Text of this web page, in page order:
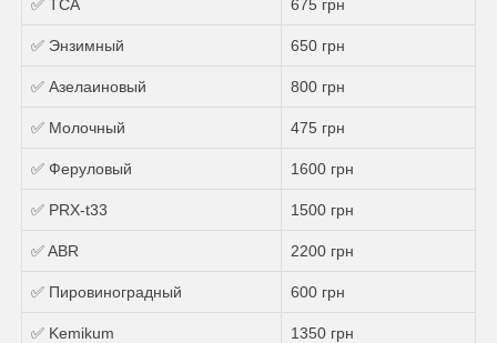
✅ ТСА 675 грн
✅ Энзимный 650 грн
✅ Азелаиновый 800 грн
✅ Молочный 475 грн
✅ Феруловый 1600 грн
✅ PRX-t33 1500 грн
✅ ABR 2200 грн
✅ Пировиноградный 600 грн
✅ Kemikum 1350 грн